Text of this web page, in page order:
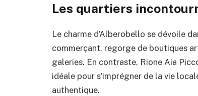
Les quartiers
Le charme d’Alberobello se dévoile
commerçant, regorge de boutiques
galeries. En contraste, Rione Aia
idéale pour s’imprégner de la vie
authentique.